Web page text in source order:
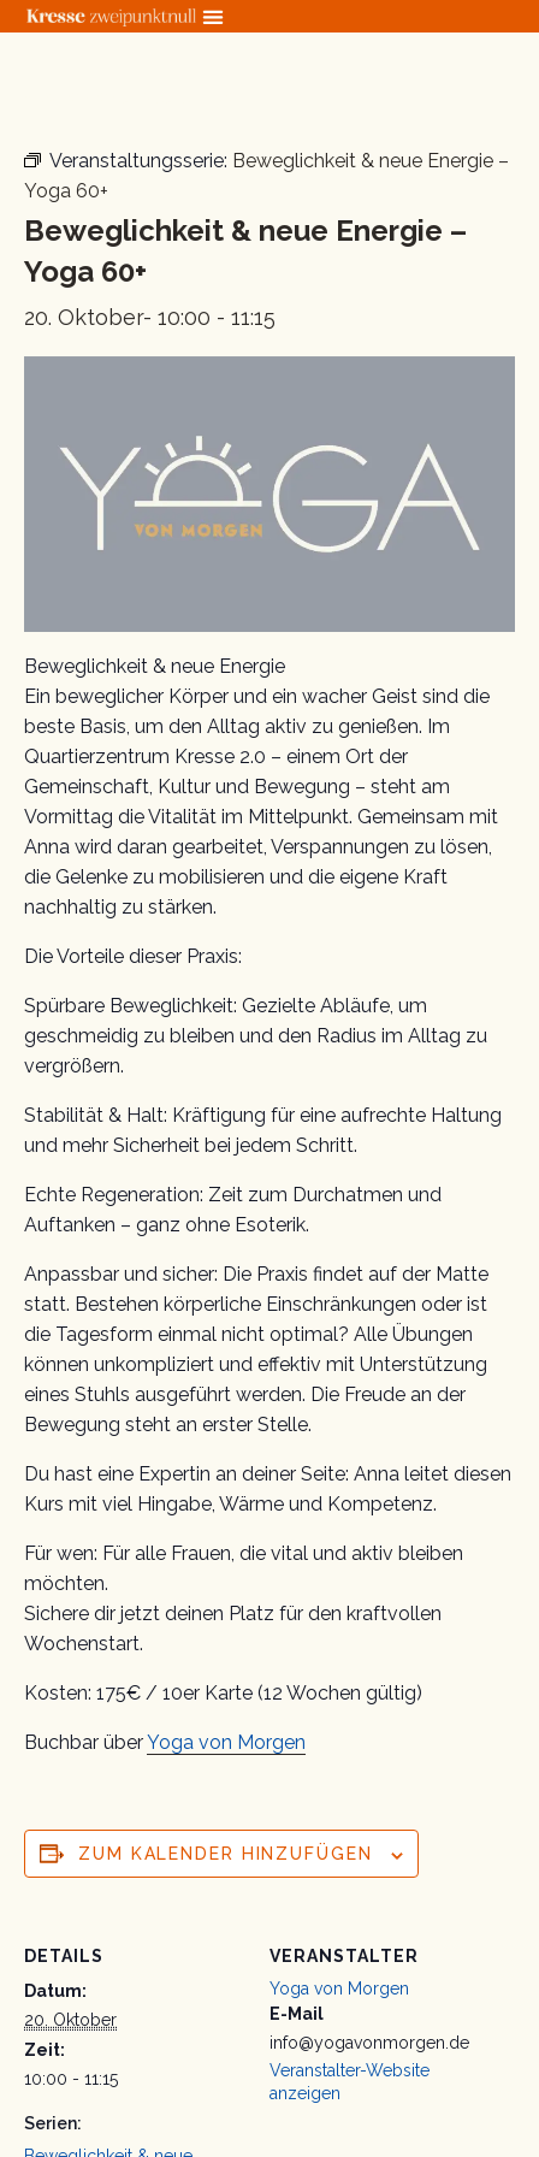
Zum
Veranstaltungsserie: Beweglichkeit & neue Energie –
Yoga 60+
Beweglichkeit & neue Energie –
Yoga 60+
20. Oktober- 10:00 - 11:15
Beweglichkeit & neue Energie
Ein beweglicher Körper und ein wacher Geist sind die
beste Basis, um den Alltag aktiv zu genießen. Im
Quartierzentrum Kresse 2.0 – einem Ort der
Gemeinschaft, Kultur und Bewegung – steht am
Vormittag die Vitalität im Mittelpunkt. Gemeinsam mit
Anna wird daran gearbeitet, Verspannungen zu lösen,
die Gelenke zu mobilisieren und die eigene Kraft
nachhaltig zu stärken.
Die Vorteile dieser Praxis:
Spürbare Beweglichkeit: Gezielte Abläufe, um
geschmeidig zu bleiben und den Radius im Alltag zu
vergrößern.
Stabilität & Halt: Kräftigung für eine aufrechte Haltung
und mehr Sicherheit bei jedem Schritt.
Echte Regeneration: Zeit zum Durchatmen und
Auftanken – ganz ohne Esoterik.
Anpassbar und sicher: Die Praxis findet auf der Matte
statt. Bestehen körperliche Einschränkungen oder ist
die Tagesform einmal nicht optimal? Alle Übungen
können unkompliziert und effektiv mit Unterstützung
eines Stuhls ausgeführt werden. Die Freude an der
Bewegung steht an erster Stelle.
Du hast eine Expertin an deiner Seite: Anna leitet diesen
Kurs mit viel Hingabe, Wärme und Kompetenz.
Für wen: Für alle Frauen, die vital und aktiv bleiben
möchten.
Sichere dir jetzt deinen Platz für den kraftvollen
Wochenstart.
Kosten: 175€ / 10er Karte (12 Wochen gültig)
Buchbar überYoga von Morgen
ZUM KALENDER HINZUFÜGEN
DETAILS
Datum:
20. Oktober
Zeit:
10:00 - 11:15
Serien:
VERANSTALTER
Yoga von Morgen
E-Mail
info@yogavonmorgen.de
Veranstalter-Website
anzeigen